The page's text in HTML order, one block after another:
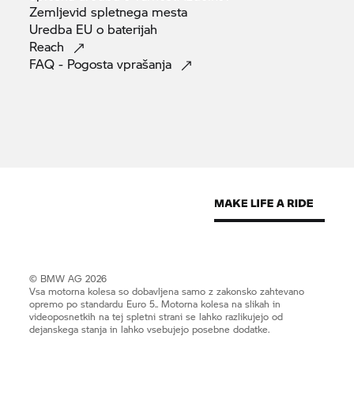
Zemljevid spletnega mesta
Uredba EU o baterijah
Reach
FAQ - Pogostavprašanja
© BMW AG 2026
Vsa motorna kolesa so dobavljena samo z zakonsko zahtevano
opremo po standardu Euro 5.. Motorna kolesa na slikah in
videoposnetkih na tej spletni strani se lahko razlikujejo od
dejanskega stanja in lahko vsebujejo posebne dodatke.